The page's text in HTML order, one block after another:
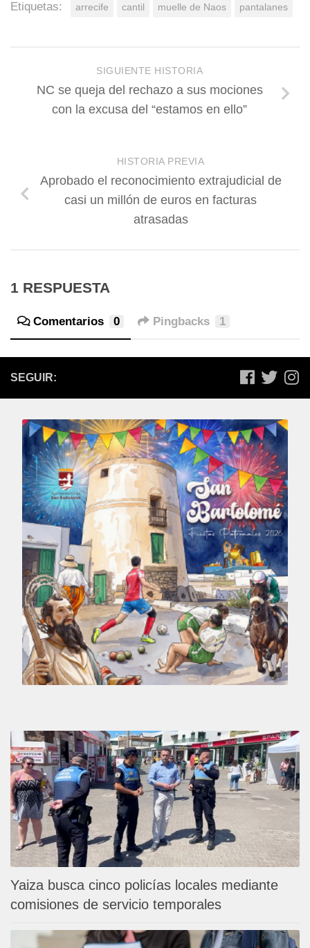
Etiquetas: arrecife cantil muelle de Naos pantalanes
SIGUIENTE HISTORIA
NC se queja del rechazo a sus mociones
con la excusa del “estamos en ello”
HISTORIA PREVIA
Aprobado el reconocimiento extrajudicial de
casi un millón de euros en facturas
atrasadas
1 RESPUESTA
Comentarios 0 Pingbacks 1
SEGUIR:
Yaiza busca cinco policías locales mediante
comisiones de servicio temporales